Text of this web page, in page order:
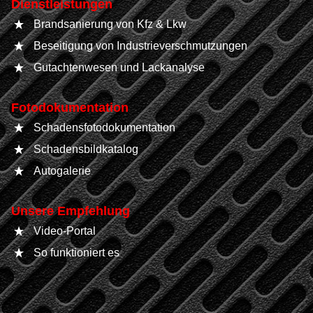
Dienstleistungen
Brandsanierung von Kfz & Lkw
Beseitigung von Industrieverschmutzungen
Gutachtenwesen und Lackanalyse
Fotodokumentation
Schadensfotodokumentation
Schadensbildkatalog
Autogalerie
Unsere Empfehlung
Video-Portal
So funktioniert es